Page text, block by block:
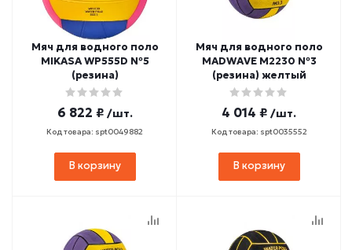
Мяч для водного поло
MIKASA WP555D №5
(резина)
6 822 ₽ /шт.
Код товара: spt0049882
В корзину
Мяч для водного поло
MADWAVE M2230 №3
(резина) желтый
4 014 ₽ /шт.
Код товара: spt0035552
В корзину